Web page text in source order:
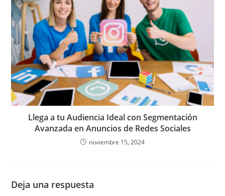
Llega a tu Audiencia Ideal con Segmentación
Avanzada en Anuncios de Redes Sociales
noviembre 15, 2024
Deja una respuesta